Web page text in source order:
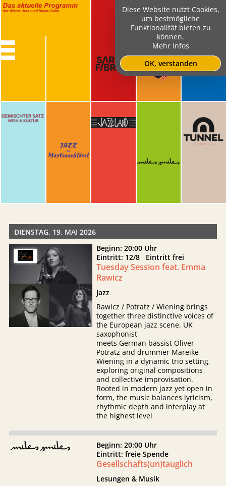
DIENSTAG, 19. MAI 2026
Beginn: 20:00 Uhr
Eintritt: 12/8 Eintritt frei
Tuesday Session feat. Emma
Rawicz
Jazz
Rawicz / Potratz / Wiening brings
together three distinctive voices of
the European jazz scene. UK
saxophonist
meets German bassist Oliver
Potratz and drummer Mareike
Wiening in a dynamic trio setting,
exploring original compositions
and collective improvisation.
Rooted in modern jazz yet open in
form, the music balances lyricism,
rhythmic depth and interplay at
the highest level
Beginn: 20:00 Uhr
Eintritt: freie Spende
Gesellschafts(un)tauglich
Lesungen & Musik
Diese Website nutzt Cookies,
um bestmögliche
Funktionalität bieten zu
können.
Mehr Infos
OK, verstanden